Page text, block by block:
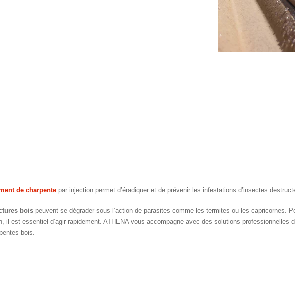
de charpente par injection permet d’éradiquer et de prévenir les infestations d’insectes
bois peuvent se dégrader sous l’action de parasites comme les termites ou les capricornes.
il est essentiel d’agir rapidement. ATHENA vous accompagne avec des solutions professionnelles
bois.